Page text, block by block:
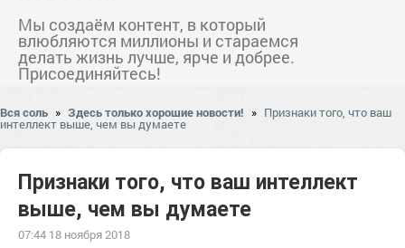
Мы создаём контент, в который
влюбляются миллионы и стараемся
делать жизнь лучше, ярче и добрее.
Присоединяйтесь!
Вся соль » Здесь только хорошие новости! » Признаки того, что ваш
интеллект выше, чем вы думаете
Признаки того, что ваш интеллект
выше, чем вы думаете
07:44 18 ноября 2018